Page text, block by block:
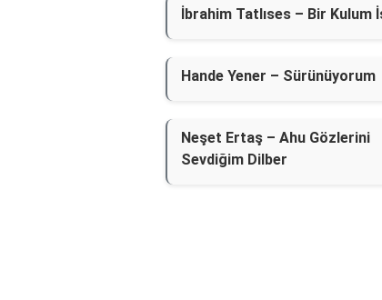
İbrahim Tatlıses – Bir Kulum
Hande Yener – Sürünüyorum
Neşet Ertaş – Ahu Gözlerini
Sevdiğim Dilber